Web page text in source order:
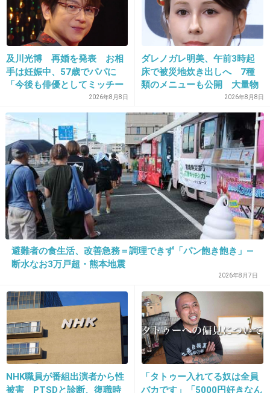
+248 -2
17. 匿名2020/03/13(金) 13:26:45
最近、CM含めワンパターンの役柄しか貰えな
くてかわいそう
イメージ着いちゃってるよね
色んな演技できるのに、もったいない
+145 -10
18. 匿名2020/03/13(金) 13:26:54
芸能人ってだけでみんなが注目してくれるのを
良いことに
1件の返信
+89 -3
19. 匿名2020/03/13(金) 13:27:17
及川光博 再婚を発表 お相
手は妊娠中、57歳でパパに
「今後も俳優としてミッチー
2026年8月8日
ダレノガレ明美、午前3時起
床で被災地炊き出しへ 7種
類のメニューも公開 大量物
2026年8月8日
避難者の食生活、改善急務＝調理できず「パン飽き飽き」―
断水なお3万戸超・熊本地震
2026年8月7日
NHK職員が番組出演者から性
被害 PTSDと診断、復職時
「タトゥー入れてる奴は全員
バカです」「5000円好きなん